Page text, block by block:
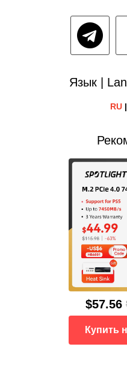
Язык |
RU|
$57.56
Купить